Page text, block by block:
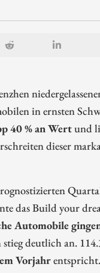
in ernsten
40 % an Wertund
dieser
das Build your
Automobile
deutlich an.
Vorjahrentspricht.